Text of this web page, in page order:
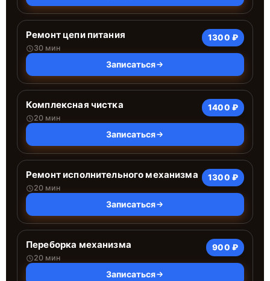
Ремонт цепи питания
30 мин
1300 ₽
Записаться
Комплексная чистка
20 мин
1400 ₽
Записаться
Ремонт исполнительного механизма
20 мин
1300 ₽
Записаться
Переборка механизма
20 мин
900 ₽
Записаться